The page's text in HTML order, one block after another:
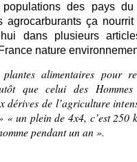
populations des pays
agrocarburants ça
dans plusieurs
nature
alimentaires pour
que celui des
dérives de l’agriculture
un plein de 4x4, c’est 250
pendant un an ».